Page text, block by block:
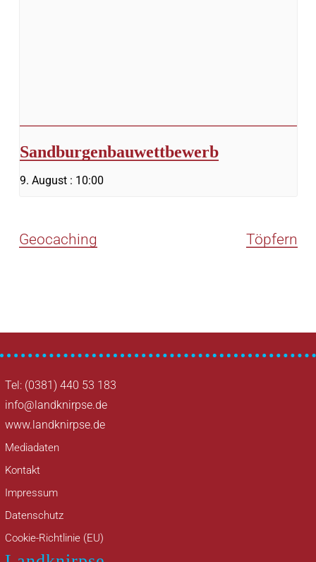
Sandburgenbauwettbewerb
9. August : 10:00
Geocaching Töpfern
Tel: (0381) 440 53 183
info@landknirpse.de
www.landknirpse.de
Mediadaten
Kontakt
Impressum
Datenschutz
Cookie-Richtlinie (EU)